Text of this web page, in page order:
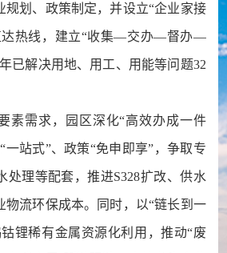
规划、政策制定，并设立“企业家接
达热线，建立“收集—交办—督办—
已解决用地、用工、用能等问题32
需求，园区深化“高效办成一件
一站式”、政策“免申即享”，争取专
处理等配套，推进S328扩改、供水
物流环保成本。同时，以“链长到一
锂稀有金属资源化利用，推动“废